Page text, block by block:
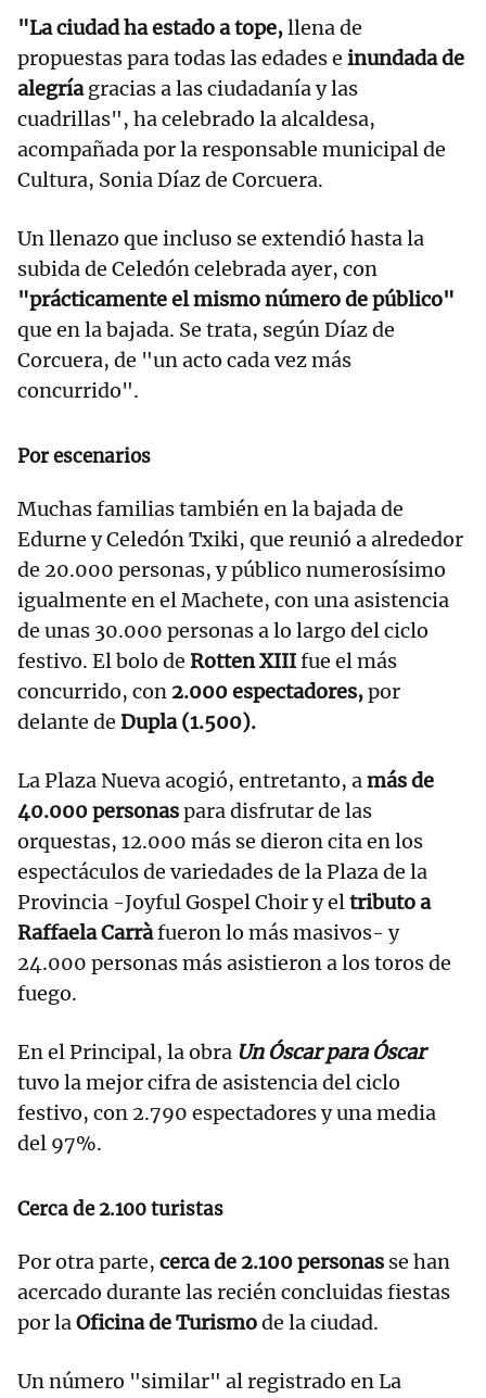
"La ciudad ha estado a tope,llena de
propuestas para todas las edades e inundada de
alegríagracias a las ciudadanía y las
cuadrillas", ha celebrado la alcaldesa,
acompañada por la responsable municipal de
Cultura, Sonia Díaz de Corcuera.
Un llenazo que incluso se extendió hasta la
subida de Celedón celebrada ayer, con
"prácticamente el mismo número de público"
que en la bajada. Se trata, según Díaz de
Corcuera, de "un acto cada vez más
concurrido".
Por escenarios
Muchas familias también en la bajada de
Edurne y Celedón Txiki, que reunió a alrededor
de 20.000 personas, y público numerosísimo
igualmente en el Machete, con una asistencia
de unas 30.000 personas a lo largo del ciclo
festivo. El bolo de Rotten XIIIfue el más
concurrido, con 2.000 espectadores,por
delante de Dupla (1.500).
La Plaza Nueva acogió, entretanto, amás de
40.000 personaspara disfrutar de las
orquestas, 12.000 más se dieron cita en los
espectáculos de variedades de la Plaza de la
Provincia -Joyful Gospel Choir y eltributo a
Raffaela Carràfueron lo más masivos- y
24.000 personas más asistieron a los toros de
fuego.
En el Principal, la obra Un Óscar para Óscar
tuvo la mejor cifra de asistencia del ciclo
festivo, con 2.790 espectadores y una media
del 97%.
Cerca de 2.100 turistas
Por otra parte, cerca de 2.100 personas se han
acercado durante las recién concluidas fiestas
por laOficina de Turismode la ciudad.
Un número "similar" al registrado en La